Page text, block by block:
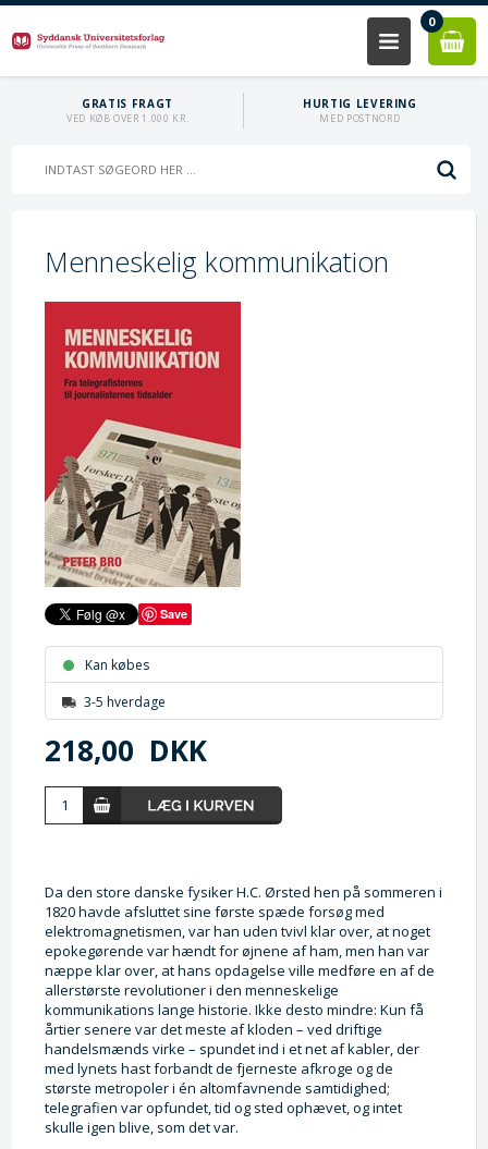
0
GRATIS FRAGT
VED KØB OVER 1.000 KR.
HURTIG LEVERING
MED POSTNORD
Menneskelig kommunikation
Save
Kan købes
3-5 hverdage
218,00 DKK
Da den store danske fysiker H.C. Ørsted hen på sommeren i
1820 havde afsluttet sine første spæde forsøg med
elektromagnetismen, var han uden tvivl klar over, at noget
epokegørende var hændt for øjnene af ham, men han var
næppe klar over, at hans opdagelse ville medføre en af de
allerstørste revolutioner i den menneskelige
kommunikations lange historie. Ikke desto mindre: Kun få
årtier senere var det meste af kloden – ved driftige
handelsmænds virke – spundet ind i et net af kabler, der
med lynets hast forbandt de fjerneste afkroge og de
største metropoler i én altomfavnende samtidighed;
telegrafien var opfundet, tid og sted ophævet, og intet
skulle igen blive, som det var.